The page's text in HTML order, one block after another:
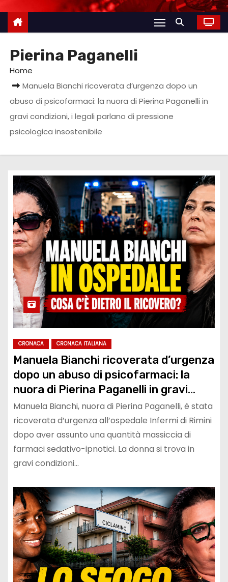
Pierina Paganelli
Home
Manuela Bianchi ricoverata d’urgenza dopo un
abuso di psicofarmaci: la nuora di Pierina Paganelli in
gravi condizioni, i legali parlano di pressione
psicologica insostenibile
CRONACA CRONACA ITALIANA
Manuela Bianchi ricoverata d’urgenza
dopo un abuso di psicofarmaci: la
nuora di Pierina Paganelli in gravi
condizioni, i legali parlano di pressione
psicologica insostenibile
Manuela Bianchi, nuora di Pierina Paganelli, è stata
ricoverata d’urgenza all’ospedale Infermi di Rimini
dopo aver assunto una quantità massiccia di
farmaci sedativo-ipnotici. La donna si trova in
gravi condizioni…